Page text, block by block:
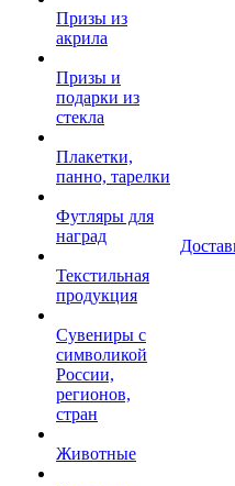
Призы из
акрила
Призы и
подарки из
стекла
Плакетки,
панно, тарелки
Футляры для
наград
Текстильная
продукция
Сувениры с
символикой
России,
регионов,
стран
Животные